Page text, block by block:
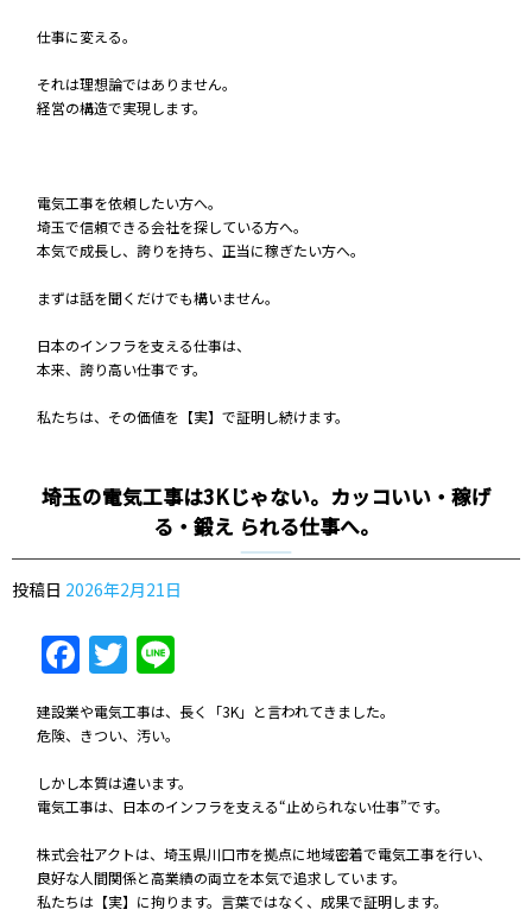
仕事に変える。
それは理想論ではありません。
経営の構造で実現します。
電気工事を依頼したい方へ。
埼玉で信頼できる会社を探している方へ。
本気で成長し、誇りを持ち、正当に稼ぎたい方へ。
まずは話を聞くだけでも構いません。
日本のインフラを支える仕事は、
本来、誇り高い仕事です。
私たちは、その価値を【実】で証明し続けます。
埼玉の電気工事は3Kじゃない。カッコいい・稼げ
る・鍛え られる仕事へ。
投稿日 2026年2月21日
Facebook
Twitter
建設業や電気工事は、長く「3K」と言われてきました。
危険、きつい、汚い。
しかし本質は違います。
電気工事は、日本のインフラを支える“止められない仕事”です。
株式会社アクトは、埼玉県川口市を拠点に地域密着で電気工事を行い、
良好な人間関係と高業績の両立を本気で追求しています。
私たちは【実】に拘ります。言葉ではなく、成果で証明します。